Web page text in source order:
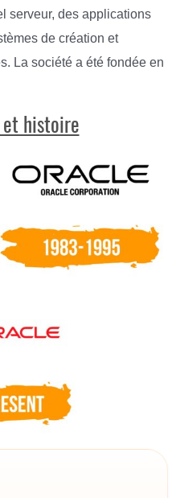
serveur, des applications
de création et
La société a été fondée en
histoire